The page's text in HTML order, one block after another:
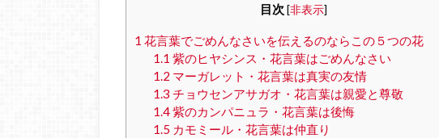
目次 [非表示]
1 花言葉でごめんなさいを伝えるのならこの５つの花
1.1 紫のヒヤシンス・花言葉はごめんなさい
1.2 マーガレット・花言葉は真実の友情
1.3 チョウセンアサガオ・花言葉は親愛と尊敬
1.4紫のカンパニュラ・花言葉は後悔
1.5 カモミール・花言葉は仲直り